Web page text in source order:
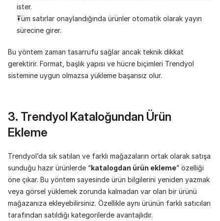
ister.
Tüm satırlar onaylandığında ürünler otomatik olarak yayın
sürecine girer.
Bu yöntem zaman tasarrufu sağlar ancak teknik dikkat
gerektirir. Format, başlık yapısı ve hücre biçimleri Trendyol
sistemine uygun olmazsa yükleme başarısız olur.
3. Trendyol Kataloğundan Ürün
Ekleme
Trendyol’da sık satılan ve farklı mağazaların ortak olarak satışa
sunduğu hazır ürünlerde “katalogdan ürün ekleme” özelliği
öne çıkar. Bu yöntem sayesinde ürün bilgilerini yeniden yazmak
veya görsel yüklemek zorunda kalmadan var olan bir ürünü
mağazanıza ekleyebilirsiniz. Özellikle aynı ürünün farklı satıcıları
tarafından satıldığı kategorilerde avantajlıdır.